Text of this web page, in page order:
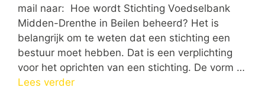
mail naar: Hoe wordt Stichting Voedselbank
Midden-Drenthe in Beilen beheerd? Het is
belangrijk om te weten dat een stichting een
bestuur moet hebben. Dat is een verplichting
voor het oprichten van een stichting. De vorm …
Lees verder